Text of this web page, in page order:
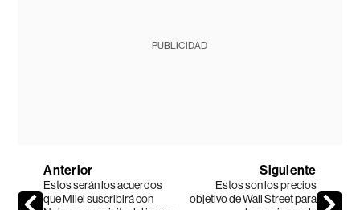
PUBLICIDAD
Anterior
Estos serán los acuerdos
que Milei suscribirá con
Siguiente
Estos son los precios
objetivo de Wall Street para